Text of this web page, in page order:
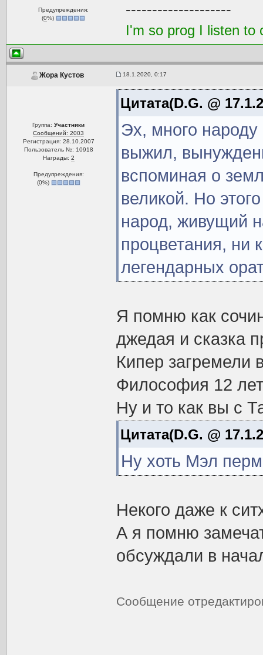
Предупреждения:
(0%) --------------------
I'm so prog I listen to
Жора Кустов 18.1.2020, 0:17
Группа:Участники
Сообщений: 2003
Регистрация: 28.10.2007
Пользователь №: 10918
Награды: 2
Предупреждения:
(0%)
Цитата(D.G. @
Эх, много народу
выжил,
вспоминая о
великой. Но
народ, живущий
процветания, ни
легендарных
Я помню как
джедая и сказка
Кипер загремели
Философия 12
Ну и то как вы с
Цитата(D.G. @
Ну хоть Мэл
Некого даже к
А я помню
обсуждали в
Сообщение